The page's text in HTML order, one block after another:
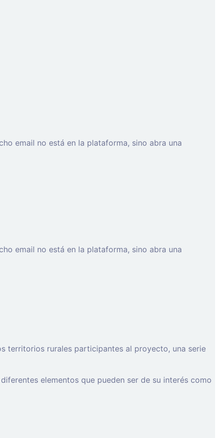
email no está en la plataforma, sino abra una
email no está en la plataforma, sino abra una
territorios rurales participantes al proyecto, una serie
elementos que pueden ser de su interés como